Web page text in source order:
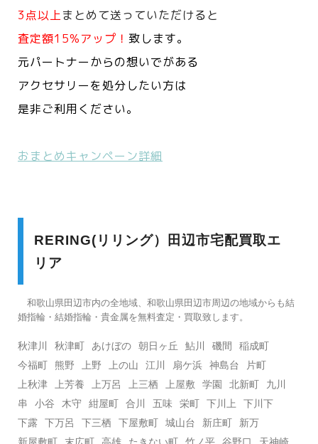
3点以上まとめて送っていただけると
査定額15%アップ！ 致します。
元パートナーからの想いでがある
アクセサリーを処分したい方は
是非ご利用ください。
おまとめキャンペーン詳細
RERING(リリング）田辺市宅配買取エ
リア
和歌山県田辺市内の全地域、和歌山県田辺市周辺の地域からも結
婚指輪・結婚指輪・貴金属を無料査定・買取致します。
秋津川 秋津町 あけぼの 朝日ヶ丘 鮎川 磯間
稲成町
今福町
熊野 上野 上の山 江川 扇ケ浜 神島台
片町
上秋津
上芳養 上万呂 上三栖 上屋敷 学園 北新町
九川
串
小谷 木守 紺屋町 合川 五味 栄町 下川上
下川下
下露
下万呂 下三栖 下屋敷町 城山台 新庄町
新万